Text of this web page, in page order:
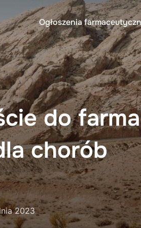
Ogłoszenia
do
chorób
2023